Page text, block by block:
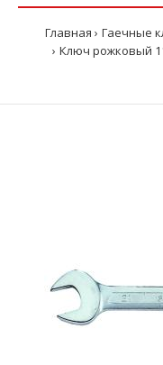
Главная Гаечные
Ключ рожковый